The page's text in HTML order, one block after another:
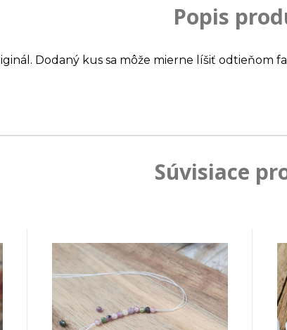
Popis
Dodaný kus sa môže mierne líšiť odtieňom
Súvisiace